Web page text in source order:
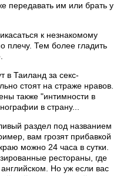
передавать им или брать у
к незнакомому
плечу. Тем более гладить
в Таиланд за секс-
стоят на страже нравов.
также "интимности в
в страну...
раздел под названием
вам грозят прибавкой
можно 24 часа в сутки.
рестораны, где
Но уж если вас